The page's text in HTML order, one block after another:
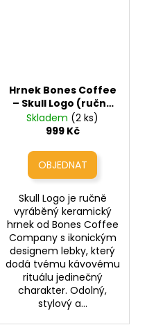
Hrnek Bones Coffee
– Skull Logo (ručně
vyráběný keramický
hrnek 410ml)
Skladem (2 ks)
999 Kč
Skull Logo je ručně
vyráběný keramický
hrnek od Bones Coffee
Company s ikonickým
designem lebky, který
dodá tvému kávovému
rituálu jedinečný
charakter. Odolný,
stylový a...